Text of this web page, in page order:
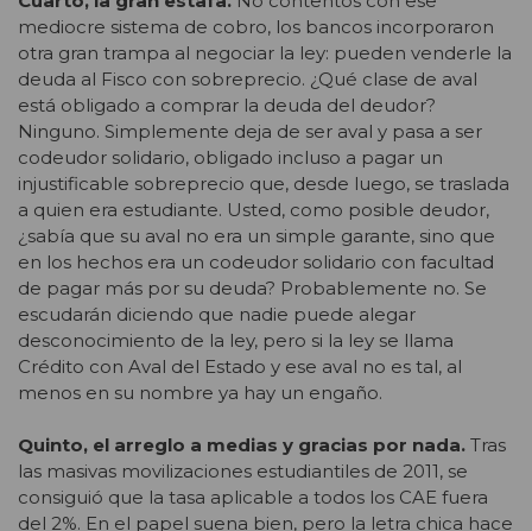
mediocre sistema de cobro, los bancos incorporaron
otra gran trampa al negociar la ley: pueden venderle la
deuda al Fisco con sobreprecio. ¿Qué clase de aval
está obligado a comprar la deuda del deudor?
Ninguno. Simplemente deja de ser aval y pasa a ser
codeudor solidario, obligado incluso a pagar un
injustificable sobreprecio que, desde luego, se traslada
a quien era estudiante. Usted, como posible deudor,
¿sabía que su aval no era un simple garante, sino que
en los hechos era un codeudor solidario con facultad
de pagar más por su deuda? Probablemente no. Se
escudarán diciendo que nadie puede alegar
desconocimiento de la ley, pero si la ley se llama
Crédito con Aval del Estado y ese aval no es tal, al
menos en su nombre ya hay un engaño.
Quinto, el arreglo a medias y gracias por nada. Tras
las masivas movilizaciones estudiantiles de 2011, se
consiguió que la tasa aplicable a todos los CAE fuera
del 2%. En el papel suena bien, pero la letra chica hace